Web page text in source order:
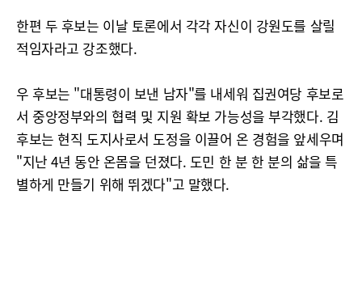
한편 두 후보는 이날 토론에서 각각 자신이 강원도를 살릴
적임자라고 강조했다.
우 후보는 "대통령이 보낸 남자"를 내세워 집권여당 후보로
서 중앙정부와의 협력 및 지원 확보 가능성을 부각했다. 김
후보는 현직 도지사로서 도정을 이끌어 온 경험을 앞세우며
"지난 4년 동안 온몸을 던졌다. 도민 한 분 한 분의 삶을 특
별하게 만들기 위해 뛰겠다"고 말했다.